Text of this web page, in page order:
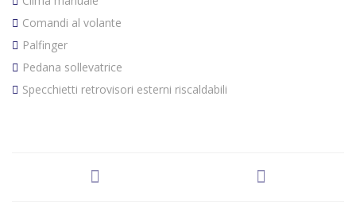
Comandi al volante
Palfinger
Pedana sollevatrice
Specchietti retrovisori esterni riscaldabili